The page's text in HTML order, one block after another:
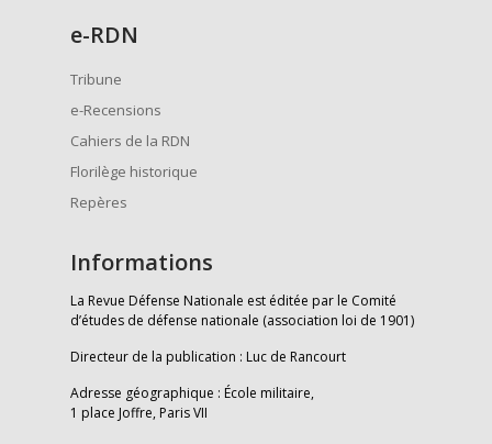
e-RDN
Tribune
e-Recensions
Cahiers de la RDN
Florilège historique
Repères
Informations
La Revue Défense Nationale est éditée par le Comité
d’études de défense nationale (association loi de 1901)
Directeur de la publication : Luc de Rancourt
Adresse géographique : École militaire,
1 place Joffre, Paris VII